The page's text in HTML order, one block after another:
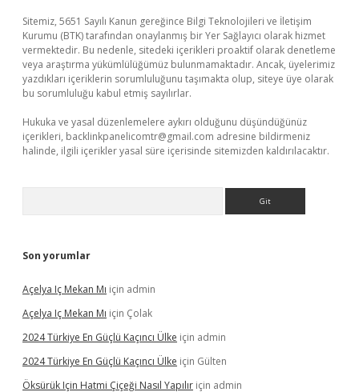
Sitemiz, 5651 Sayılı Kanun gereğince Bilgi Teknolojileri ve İletişim
Kurumu (BTK) tarafından onaylanmış bir Yer Sağlayıcı olarak hizmet
vermektedir. Bu nedenle, sitedeki içerikleri proaktif olarak denetleme
veya araştırma yükümlülüğümüz bulunmamaktadır. Ancak, üyelerimiz
yazdıkları içeriklerin sorumluluğunu taşımakta olup, siteye üye olarak
bu sorumluluğu kabul etmiş sayılırlar.
Hukuka ve yasal düzenlemelere aykırı olduğunu düşündüğünüz
içerikleri, backlinkpanelicomtr@gmail.com adresine bildirmeniz
halinde, ilgili içerikler yasal süre içerisinde sitemizden kaldırılacaktır.
Son yorumlar
Açelya Iç Mekan Mı için admin
Açelya Iç Mekan Mı için Çolak
2024 Türkiye En Güçlü Kaçıncı Ülke için admin
2024 Türkiye En Güçlü Kaçıncı Ülke için Gülten
Öksürük Için Hatmi Çiçeği Nasıl Yapılır için admin